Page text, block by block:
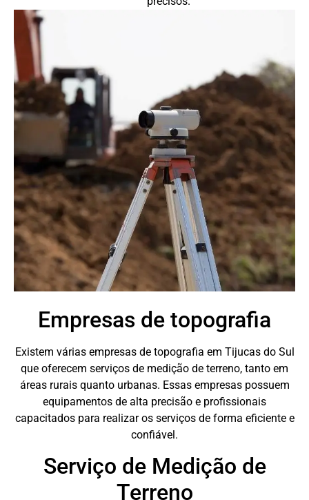
Empresas de topografia
Existem várias empresas de topografia em Tijucas do Sul
que oferecem serviços de medição de terreno, tanto em
áreas rurais quanto urbanas. Essas empresas possuem
equipamentos de alta precisão e profissionais
capacitados para realizar os serviços de forma eficiente e
confiável.
Serviço de Medição de
Terreno